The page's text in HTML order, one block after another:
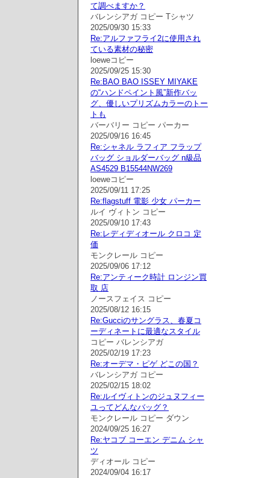
て調べますか？
バレンシアガ コピー Tシャツ
2025/09/30 15:33
Re:アルファフライ2に使用され
ている素材の秘密
loeweコピー
2025/09/25 15:30
Re:BAO BAO ISSEY MIYAKE
の“ハンドペイント風”新作バッ
グ、優しいプリズムカラーのトー
トも
バーバリー コピー パーカー
2025/09/16 16:45
Re:シャネル ラフィア フラップ
バッグ ショルダーバッグ n級品
AS4529 B15544NW269
loeweコピー
2025/09/11 17:25
Re:flagstuff 電影 少女 パーカー
ルイ ヴィトン コピー
2025/09/10 17:43
Re:レディディオール クロコ 定
価
モンクレール コピー
2025/09/06 17:12
Re:アンティーク時計 ロンジン買
取 店
ノースフェイス コピー
2025/08/12 16:15
Re:Gucciのサングラス、春夏コ
ーディネートに最適なスタイル
コピー バレンシアガ
2025/02/19 17:23
Re:オーデマ・ピゲ どこの国？
バレンシアガ コピー
2025/02/15 18:02
Re:ルイヴィトンのジュヌフィー
ユってどんなバッグ？
モンクレール コピー ダウン
2024/09/25 16:27
Re:ヤコブ コーエン デニム シャ
ツ
ディオール コピー
2024/09/04 16:17